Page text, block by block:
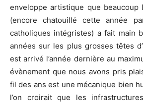
enveloppe artistique que beaucoup
(encore chatouillé cette année
catholiques intégristes) a fait main
années sur les plus grosses têtes
est arrivé l’année dernière au
évènement que nous avons pris
fil des ans est une mécanique bien
l’on croirait que les